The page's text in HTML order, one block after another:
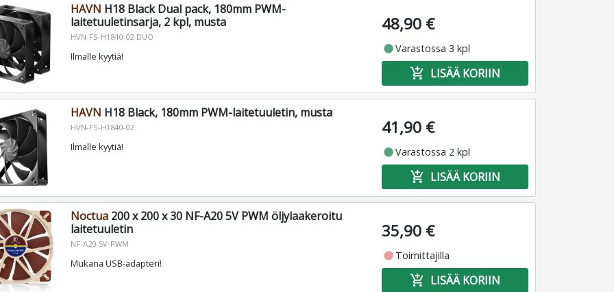
HAVN H18 Black Dual pack, 180mm PWM-
laitetuuletinsarja, 2 kpl, musta
HVN-FS-H1840-02-DUO
Ilmalle kyytiä!
48,90 €
fiber_manual_recordVarastossa 3 kpl
add_shopping_cart LISÄÄ KORIIN
HAVN H18 Black, 180mm PWM-laitetuuletin, musta
HVN-FS-H1840-02
Ilmalle kyytiä!
41,90 €
fiber_manual_recordVarastossa 2 kpl
add_shopping_cart LISÄÄ KORIIN
Noctua200 x 200 x 30 NF-A20 5V PWM öljylaakeroitu
laitetuuletin
NF-A20-5V-PWM
Mukana USB-adapteri!
35,90 €
fiber_manual_record Toimittajilla
add_shopping_cart LISÄÄ KORIIN